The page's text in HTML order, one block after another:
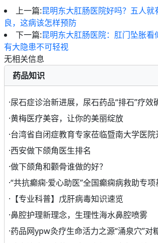
上一篇:昆明东大肛肠医院好吗？五人就
良，这病该怎样预防
下一篇:昆明东大肛肠医院：肛门坠胀看
有大隐患不可轻视
无相关信息
药品知识
·尿石症诊治新进展，尿石药品“排石”疗效
·黄梅医疗美容，让你的美丽绽放
·台湾省自闭症教育专家莅临暨南大学医院
·西安做下颌角医生排名
·做下颌角和颧骨谁做的好？
·“共抗癫痫·爱心助医”全国癫痫病救助专项
· 【专业科普】戊肝病毒知识速览
·鼻腔护理新理念，生理性海水鼻腔喷雾
·药品网ypw灸疗生命活力之源“涌泉穴”对